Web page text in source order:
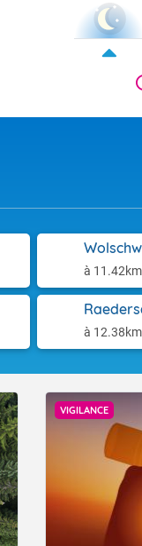
à 11.42km
à 12.38km
VIGILANCE